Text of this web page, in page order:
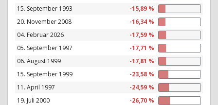
15. September 1993
-15,89 %
20. November 2008
-16,34 %
04. Februar 2026
-17,59 %
05. September 1997
-17,71 %
06. August 1999
-17,81 %
15. September 1999
-23,58 %
11. April 1997
-24,59 %
19. Juli 2000
-26,70 %